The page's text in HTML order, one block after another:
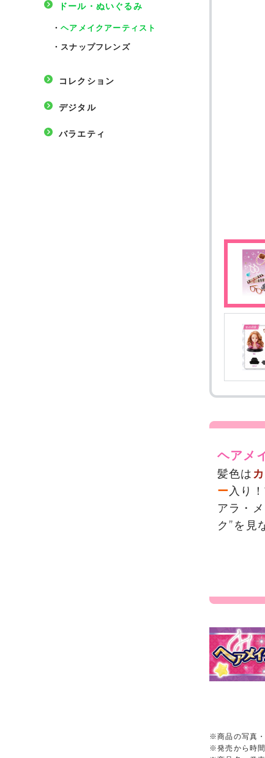
ドール・ぬいぐるみ
・ヘアメイクアーティスト
・ スナップフレンズ
コレクション
デジタル
バラエティ
ヘアメ
髪色は
ー入り
アラ・
ク”を見
※商品の写真
※発売から時